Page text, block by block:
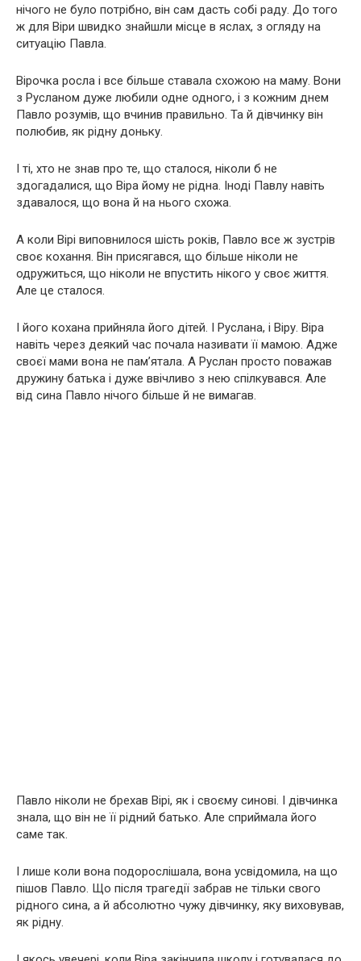
нічого не було потрібно, він сам дасть собі раду. До того
ж для Віри швидко знайшли місце в яслах, з огляду на
ситуацію Павла.
Вірочка росла і все більше ставала схожою на маму. Вони
з Русланом дуже любили одне одного, і з кожним днем
Павло розумів, що вчинив правильно. Та й дівчинку він
полюбив, як рідну доньку.
І ті, хто не знав про те, що сталося, ніколи б не
здогадалися, що Віра йому не рідна. Іноді Павлу навіть
здавалося, що вона й на нього схожа.
А коли Вірі виповнилося шість років, Павло все ж зустрів
своє кохання. Він присягався, що більше ніколи не
одружиться, що ніколи не впустить нікого у своє життя.
Але це сталося.
І його кохана прийняла його дітей. І Руслана, і Віру. Віра
навіть через деякий час почала називати її мамою. Адже
своєї мами вона не пам’ятала. А Руслан просто поважав
дружину батька і дуже ввічливо з нею спілкувався. Але
від сина Павло нічого більше й не вимагав.
Павло ніколи не брехав Вірі, як і своєму синові. І дівчинка
знала, що він не її рідний батько. Але сприймала його
саме так.
І лише коли вона подорослішала, вона усвідомила, на що
пішов Павло. Що після трагедії забрав не тільки свого
рідного сина, а й абсолютно чужу дівчинку, яку виховував,
як рідну.